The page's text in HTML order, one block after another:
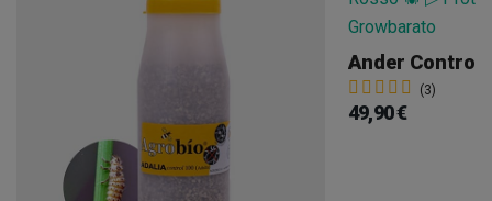
Ander Control
(3)
49,90 €